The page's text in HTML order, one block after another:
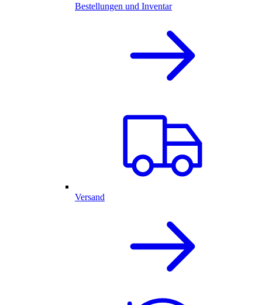
Bestellungen und Inventar
Versand